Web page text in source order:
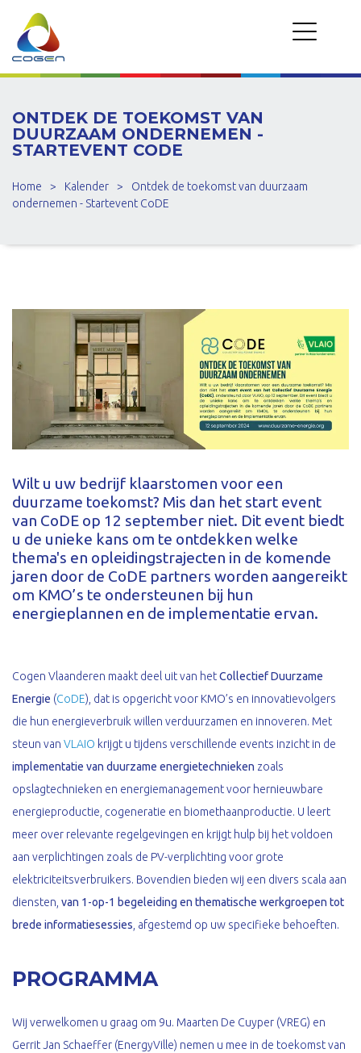
ONTDEK DE TOEKOMST VAN
DUURZAAM ONDERNEMEN -
STARTEVENT CODE
Home > Kalender >
Ontdek de toekomst van duurzaam
ondernemen - Startevent CoDE
Wilt u uw bedrijf klaarstomen voor een
duurzame toekomst? Mis dan het start event
van CoDE op 12 september niet. Dit event biedt
u de unieke kans om te ontdekken welke
thema's en opleidingstrajecten in de komende
jaren door de CoDE partners worden aangereikt
om KMO’s te ondersteunen bij hun
energieplannen en de implementatie ervan.
Cogen Vlaanderen maakt deel uit van hetCollectief Duurzame
Energie (CoDE), dat is opgericht voor KMO’s en innovatievolgers
die hun energieverbruik willen verduurzamen en innoveren. Met
steun van VLAIO krijgt u tijdens verschillende events inzicht in de
implementatie van duurzame energietechnieken zoals
opslagtechnieken en energiemanagement voor hernieuwbare
energieproductie, cogeneratie en biomethaanproductie. U leert
meer over relevante regelgevingen en krijgt hulp bij het voldoen
aan verplichtingen zoals de PV-verplichting voor grote
elektriciteitsverbruikers. Bovendien bieden wij een divers scala aan
diensten, van 1-op-1 begeleiding en thematische werkgroepen tot
brede informatiesessies, afgestemd op uw specifieke behoeften.
PROGRAMMA
Wij verwelkomen u graag om 9u. Maarten De Cuyper (VREG) en
Gerrit Jan Schaeffer (EnergyVille) nemen u mee in de toekomst van